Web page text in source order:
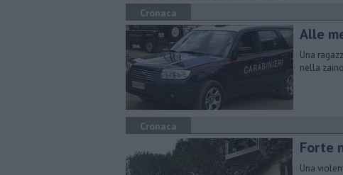
Cronaca
Alle
Una
nella
Cronaca
Forte
Una